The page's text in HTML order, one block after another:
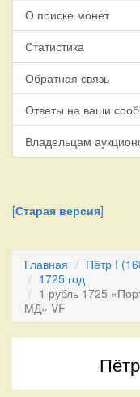
О поиске монет
Статистика
Обратная связь
Ответы на ваши
Владельцам
[Старая версия]
Главная Пётр I
1725 год
1 рубль 1725
МД» VF